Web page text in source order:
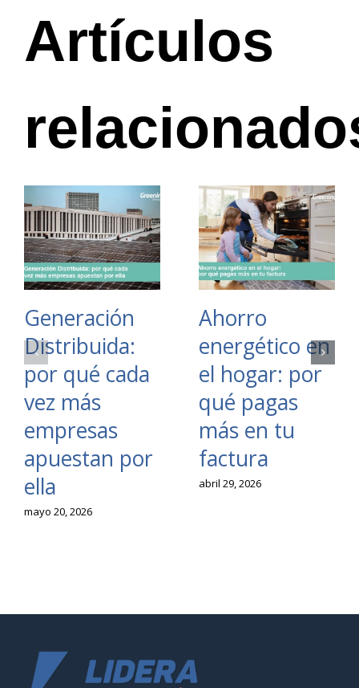
Artículos
Generación
Distribuida:
por qué cada
vez más
empresas
apuestan por
ella
mayo 20, 2026
Ahorro
energético en
el hogar: por
qué pagas
más en tu
factura
abril 29, 2026